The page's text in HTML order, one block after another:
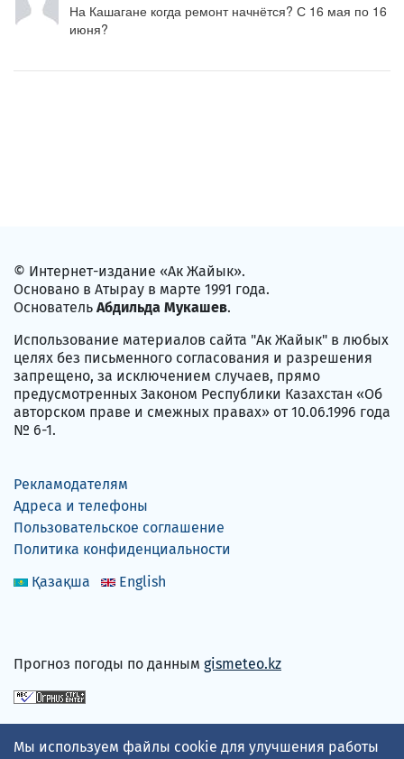
На Кашагане когда ремонт начнётся? С 16 мая по 16
июня?
© Интернет-издание «Ак Жайык».
Основано в Атырау в марте 1991 года.
Основатель Абдильда Мукашев.
Использование материалов сайта "Ак Жайык" в любых
целях без письменного согласования и разрешения
запрещено, за исключением случаев, прямо
предусмотренных Законом Республики Казахстан «Об
авторском праве и смежных правах» от 10.06.1996 года
№ 6-1.
Рекламодателям
Адреса и телефоны
Пользовательское соглашение
Политика конфиденциальности
Қазақша
English
Прогноз погоды по данным gismeteo.kz
Принимаем карты
Мы используем файлы cookie для улучшения работы